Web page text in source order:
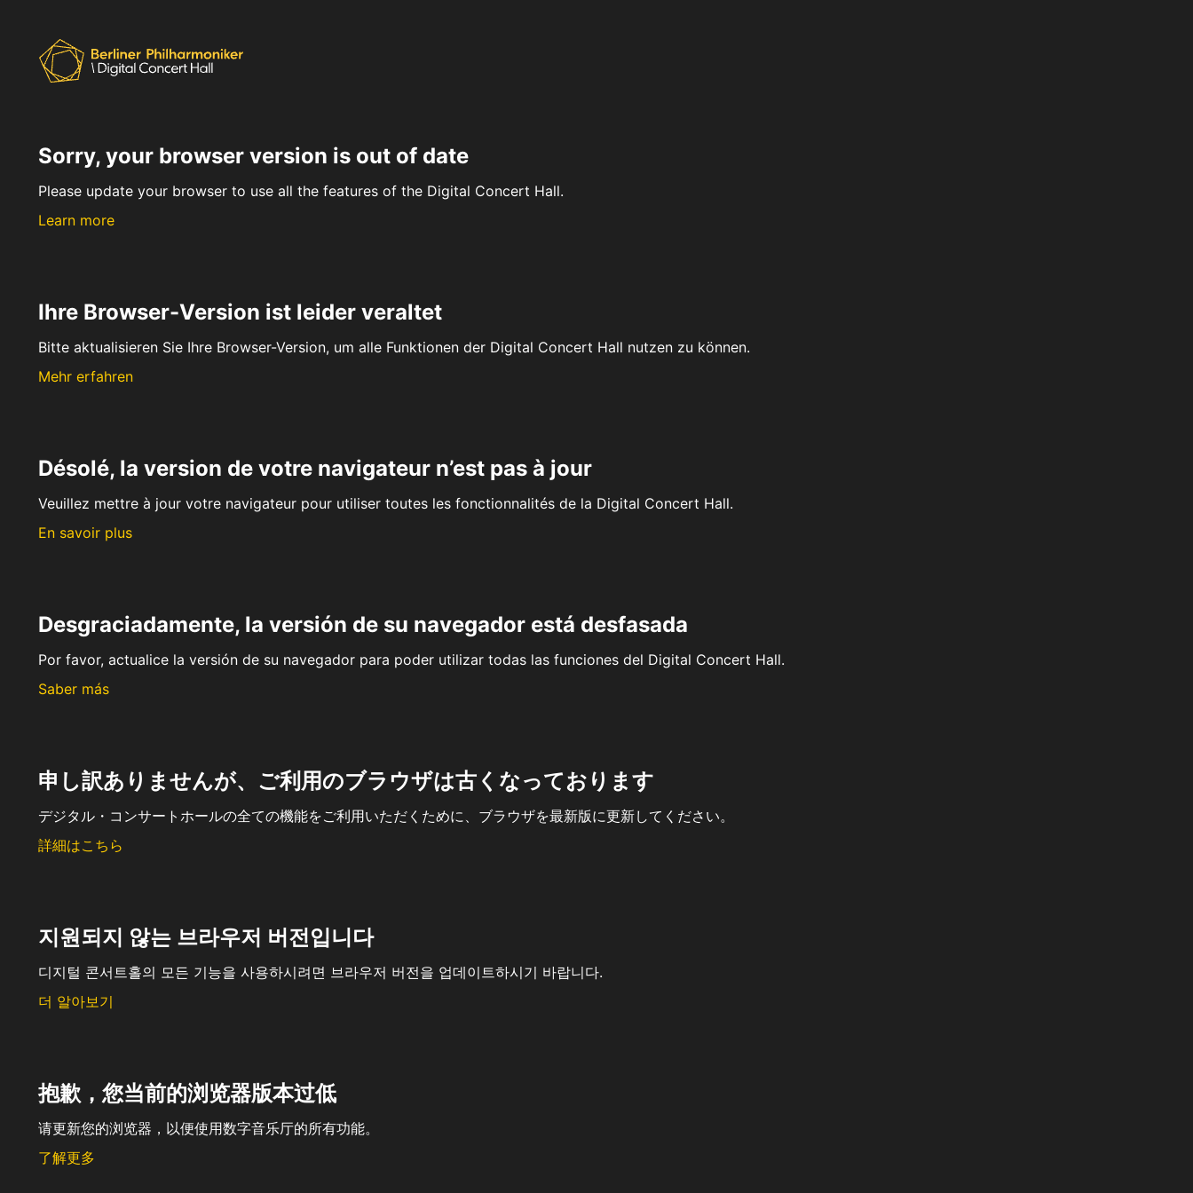
Sorry, your browser version is out of date
Please update your browser to use all the features of the Digital Concert Hall.
Learn more
Ihre Browser-Version ist leider veraltet
Bitte aktualisieren Sie Ihre Browser-Version, um alle Funktionen der Digital Concert Hall nutzen zu können.
Mehr erfahren
Désolé, la version de votre navigateur n’est pas à jour
Veuillez mettre à jour votre navigateur pour utiliser toutes les fonctionnalités de la Digital Concert Hall.
En savoir plus
Desgraciadamente, la versión de su navegador está desfasada
Por favor, actualice la versión de su navegador para poder utilizar todas las funciones del Digital Concert Hall.
Saber más
申し訳ありませんが、ご利用のブラウザは古くなっております
デジタル・コンサートホールの全ての機能をご利用いただくために、ブラウザを最新版に更新してください。
詳細はこちら
지원되지 않는 브라우저 버전입니다
디지털 콘서트홀의 모든 기능을 사용하시려면 브라우저 버전을 업데이트하시기 바랍니다.
더 알아보기
抱歉，您当前的浏览器版本过低
请更新您的浏览器，以便使用数字音乐厅的所有功能。
了解更多